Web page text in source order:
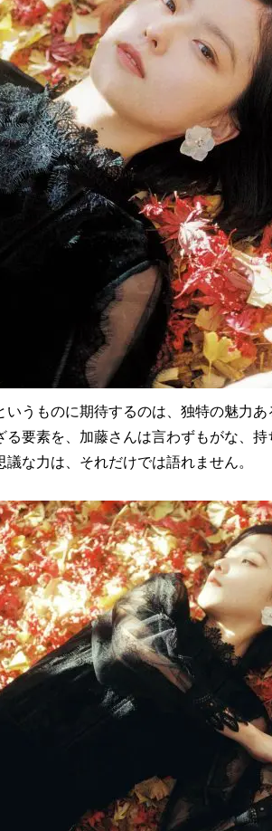
うものに期待するのは、独特の魅力
る要素を、加藤さんは言わずもがな、
な力は、それだけでは語れません。